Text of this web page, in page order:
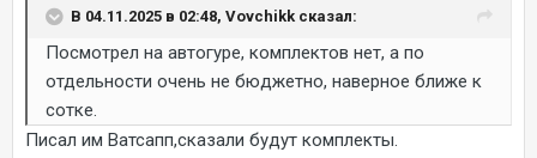
В 04.11.2025 в 02:48, Vovchikk сказал:
Посмотрел на автогуре, комплектов нет, а по
отдельности очень не бюджетно, наверное ближе к
сотке.
Писал им Ватсапп,сказали будут комплекты.